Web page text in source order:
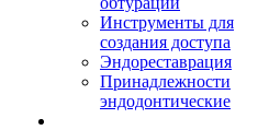
Инструменты для
создания доступа
Эндореставрация
Принадлежности
эндодонтические